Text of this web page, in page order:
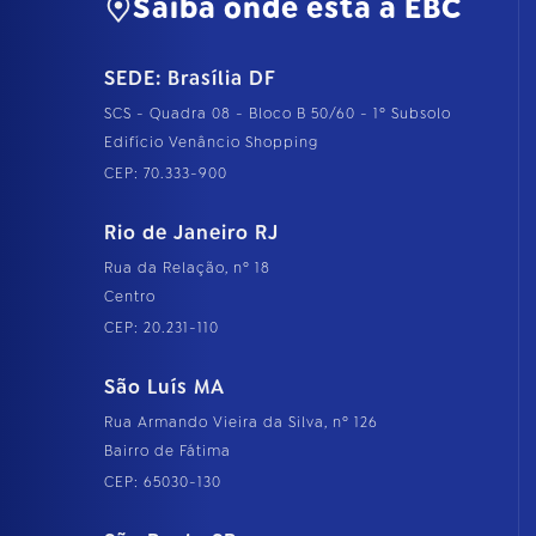
Saiba onde está a EBC
SEDE: Brasília DF
SCS - Quadra 08 - Bloco B 50/60 - 1º Subsolo
Edifício Venâncio Shopping
CEP: 70.333-900
Rio de Janeiro RJ
Rua da Relação, nº 18
Centro
CEP: 20.231-110
São Luís MA
Rua Armando Vieira da Silva, nº 126
Bairro de Fátima
CEP: 65030-130